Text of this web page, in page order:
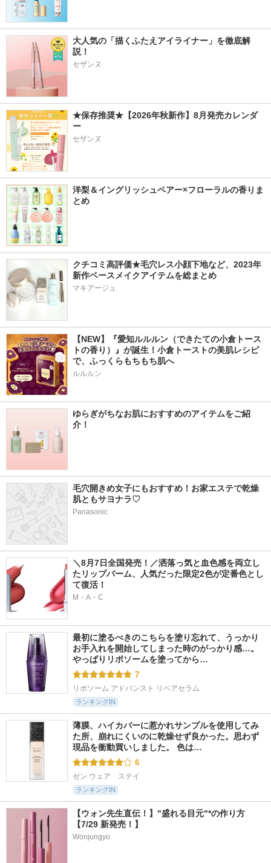
大人気の「描くふたえアイライナー」を徹底解
説！
セザンヌ
★保存推奨★【2026年秋新作】8月発売カレンダ
ー
セザンヌ
洋梨＆イングリッシュペアー×フローラルの香りま
とめ
クチコミ高評価★毛穴レス小顔下地など、2023年
新作ベースメイクアイテムを総まとめ
マキアージュ
【NEW】『愛知ルルルン（できたての小倉トース
トの香り）』が誕生！小倉トーストの美肌レシピ
で、ふっくらもちもち肌へ
ルルルン
ゆらぎがちなお肌におすすめのアイテムをご紹
介！
毛穴開きめ女子にもおすすめ！お家エステで乾燥
肌ともサヨナラ♡
Panasonic
＼8月7日全国発売！／洒落っ気と血色感を両立し
たリップバーム、人気だった限定2色が定番色とし
て復活！
M・A・C
最初に塗るべきのこちらを塗り忘れて、うっかり
お手入れを開始してしまった時のがっかり感…。
やっぱりリポソームを塗ってから…
7
リポソーム アドバンスト リペアセラム
ランキングIN
薄膜、ハイカバーに惹かれサンプルを使用してみ
た所、崩れにくいのに乾燥せず良かった。思わず
現品を衝動買いしました。 色は…
6
ゼン ウェア　ステイ
ランキングIN
【ウォン先生直伝！】"盛れる目元"*の作り方
【7/29 新発売！】
Wonjungyo